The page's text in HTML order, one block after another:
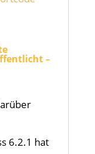
–
6.2.1 hat